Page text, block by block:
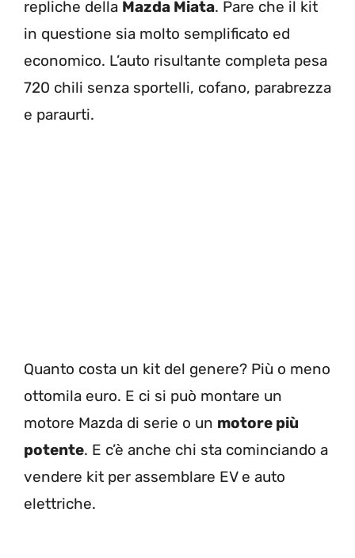
repliche della Mazda Miata. Pare che il kit
in questione sia molto semplificato ed
economico. L’auto risultante completa pesa
720 chili senza sportelli, cofano, parabrezza
e paraurti.
Quanto costa un kit del genere? Più o meno
ottomila euro. E ci si può montare un
motore Mazda di serie o un motore più
potente. E c’è anche chi sta cominciando a
vendere kit per assemblare EV e auto
elettriche.